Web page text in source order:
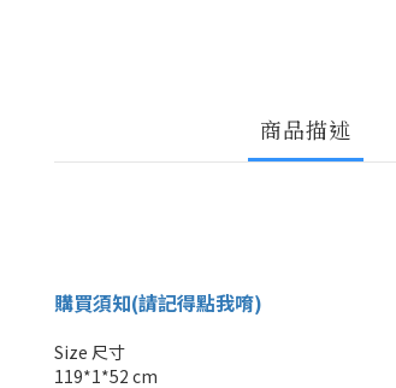
商品描述
購買須知(請記得點我唷)
Size 尺寸
119*1*52 cm